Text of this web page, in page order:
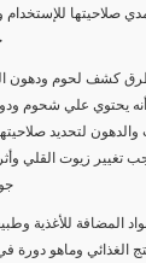
صلاحيتها
كشف لحوم ودهون
يحتوي علي شحوم
لتحديد
تغيير زيوت القلي
المضافة للأغذية
وماهو دورة